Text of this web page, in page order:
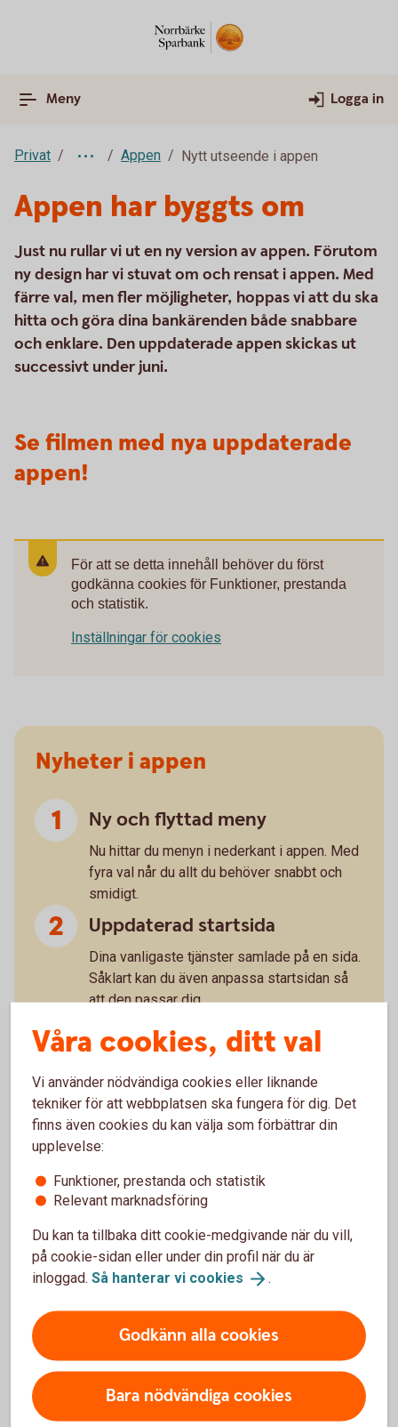
Meny Logga in
Privat Appen Nytt utseende i appen
Appen har byggts om
Just nu rullar vi ut en ny version av appen. Förutom
ny design har vi stuvat om och rensat i appen. Med
färre val, men fler möjligheter, hoppas vi att du ska
hitta och göra dina bankärenden både snabbare
och enklare. Den uppdaterade appen skickas ut
successivt under juni.
Se filmen med nya uppdaterade
appen!
För att se detta innehåll behöver du först
godkänna cookies för Funktioner, prestanda
och statistik.
Inställningar för cookies
Nyheter i appen
Ny och flyttad meny
Nu hittar du menyn i nederkant i appen. Med
fyra val når du allt du behöver snabbt och
smidigt.
Uppdaterad startsida
Dina vanligaste tjänster samlade på en sida.
Såklart kan du även anpassa startsidan så
att den passar dig.
Din ekonomi – flyttad och
uppfräschad
Snabb och tydlig överblick med ny design.
”Du” handlar om dig
Under det här valet hittar du till exempel
dokument och meddelande. Sånt som
handlar om dig, helt enkelt.
Behöver du hjälp?
Under "Hjälp" i appen hittar du nu svar på
vanliga frågor och kontaktuppgifter till oss.
Våra cookies, ditt val
Vi använder nödvändiga cookies eller liknande
tekniker för att webbplatsen ska fungera för dig. Det
finns även cookies du kan välja som förbättrar din
upplevelse:
Funktioner, prestanda och statistik
Relevant marknadsföring
Du kan ta tillbaka ditt cookie-medgivande när du vill,
på cookie-sidan eller under din profil när du är
inloggad. Så hanterar vi cookies .
Godkänn alla cookies
Bara nödvändiga cookies